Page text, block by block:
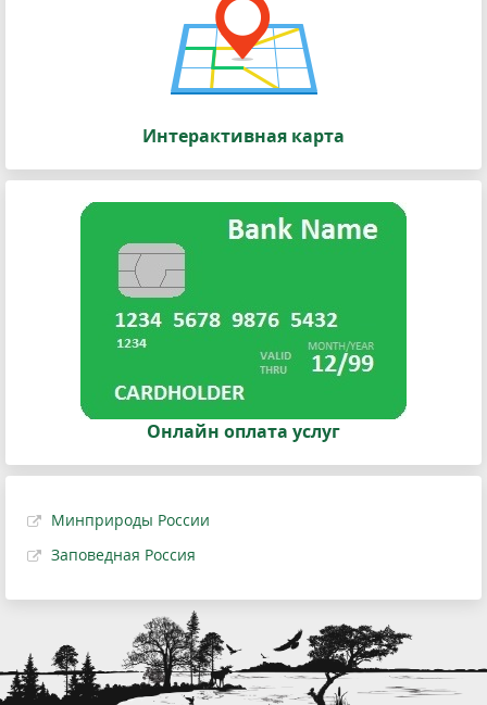
Интерактивная карта
Онлайн оплата услуг
Минприроды России
Заповедная Россия